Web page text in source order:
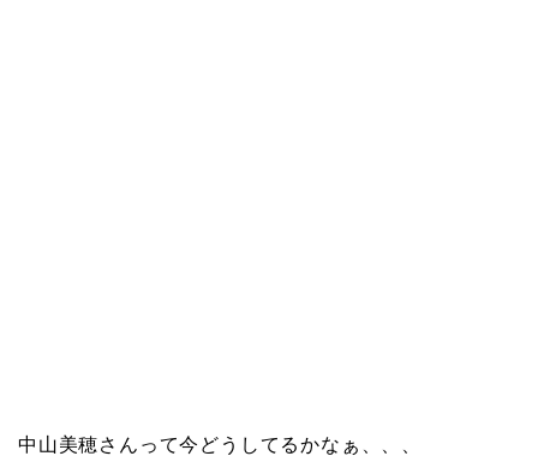
中山美穂さんって今どうしてるかなぁ、、、